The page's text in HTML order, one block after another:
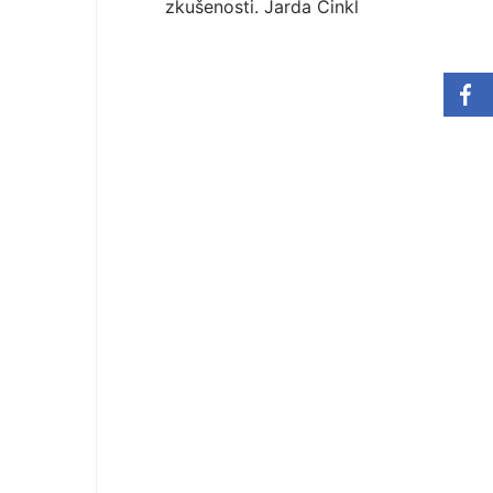
zkušenosti. Jarda Cinkl